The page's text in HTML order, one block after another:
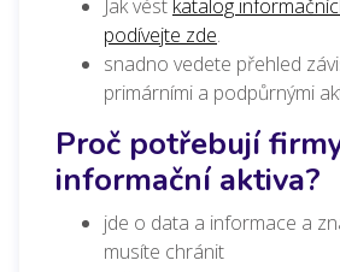
Jak vést katalog
podívejte zde.
snadno vedete přehled
primárními a podpůrnými
Proč potřebují
informační aktiva?
jde o data a informace a
musíte chránit